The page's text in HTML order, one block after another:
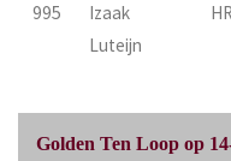
995
Izaak
Luteijn
Golden Ten Loop op